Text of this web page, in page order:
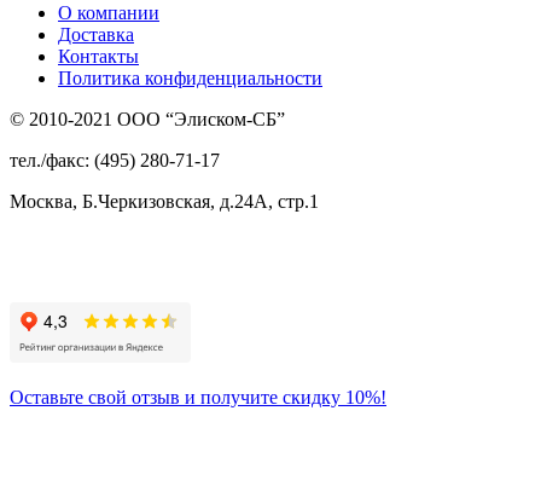
О компании
Доставка
Контакты
Политика конфиденциальности
© 2010-2021 ООО “Элиском-СБ”
тел./факс: (495) 280-71-17
Москва, Б.Черкизовская, д.24А, стр.1
Оставьте свой отзыв и получите скидку 10%!